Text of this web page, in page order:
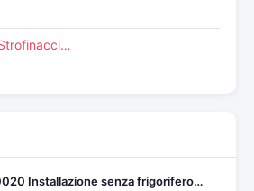
Installazione senza frigorifero…